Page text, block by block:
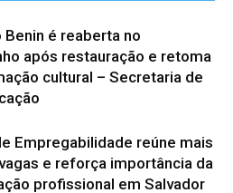
Benin é reaberta no
após restauração e retoma
cultural – Secretaria de
Empregabilidade reúne mais
e reforça importância da
profissional em Salvador